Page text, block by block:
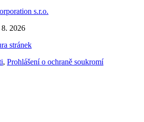
s.r.o.
8. 2026
stránek
, Prohlášení o ochraně soukromí